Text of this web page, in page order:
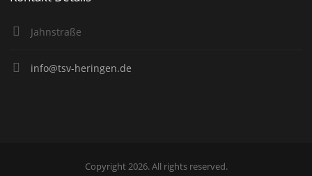
Jahnstraße
info@tsv-heringen.de
Copyright 2026. All rights reserved.